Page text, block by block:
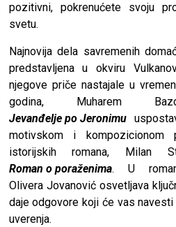
pozitivni, pokrenućete svoju
svetu.
Najnovija dela savremenih
predstavljena u okviru
njegove priče nastajale u
godina, Muharem
Jevanđelje po Jeronimu
motivskom i
istorijskih romana, Milan
Roman o poraženima. U
Olivera Jovanović osvetljava
daje odgovore koji će vas
uverenja.